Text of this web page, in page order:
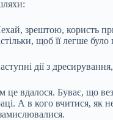
зрештою, користь
щоб її легше
дії з
це вдалося. Буває, що
А в кого вчитися, як